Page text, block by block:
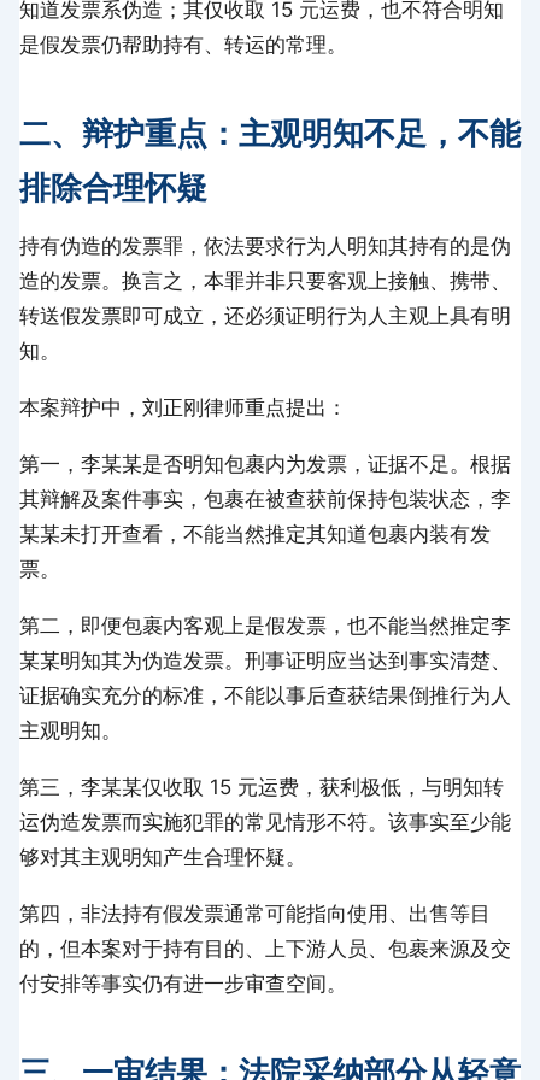
知道发票系伪造；其仅收取 15 元运费，也不符合明知
是假发票仍帮助持有、转运的常理。
二、辩护重点：主观明知不足，不能
排除合理怀疑
持有伪造的发票罪，依法要求行为人明知其持有的是伪
造的发票。换言之，本罪并非只要客观上接触、携带、
转送假发票即可成立，还必须证明行为人主观上具有明
知。
本案辩护中，刘正刚律师重点提出：
第一，李某某是否明知包裹内为发票，证据不足。根据
其辩解及案件事实，包裹在被查获前保持包装状态，李
某某未打开查看，不能当然推定其知道包裹内装有发
票。
第二，即便包裹内客观上是假发票，也不能当然推定李
某某明知其为伪造发票。刑事证明应当达到事实清楚、
证据确实充分的标准，不能以事后查获结果倒推行为人
主观明知。
第三，李某某仅收取 15 元运费，获利极低，与明知转
运伪造发票而实施犯罪的常见情形不符。该事实至少能
够对其主观明知产生合理怀疑。
第四，非法持有假发票通常可能指向使用、出售等目
的，但本案对于持有目的、上下游人员、包裹来源及交
付安排等事实仍有进一步审查空间。
三、一审结果：法院采纳部分从轻意